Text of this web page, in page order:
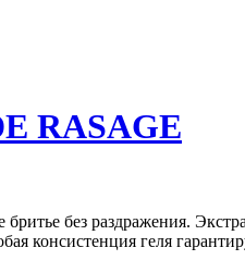
RASAGE
без раздражения.
консистенция геля